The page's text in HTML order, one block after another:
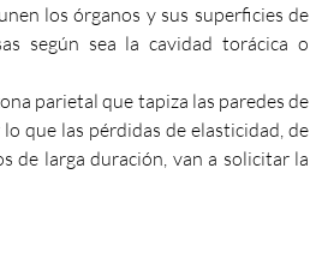
los órganos y sus superficies de
según sea la cavidad torácica o
parietal que tapiza las paredes de
que las pérdidas de elasticidad, de
de larga duración, van a solicitar la